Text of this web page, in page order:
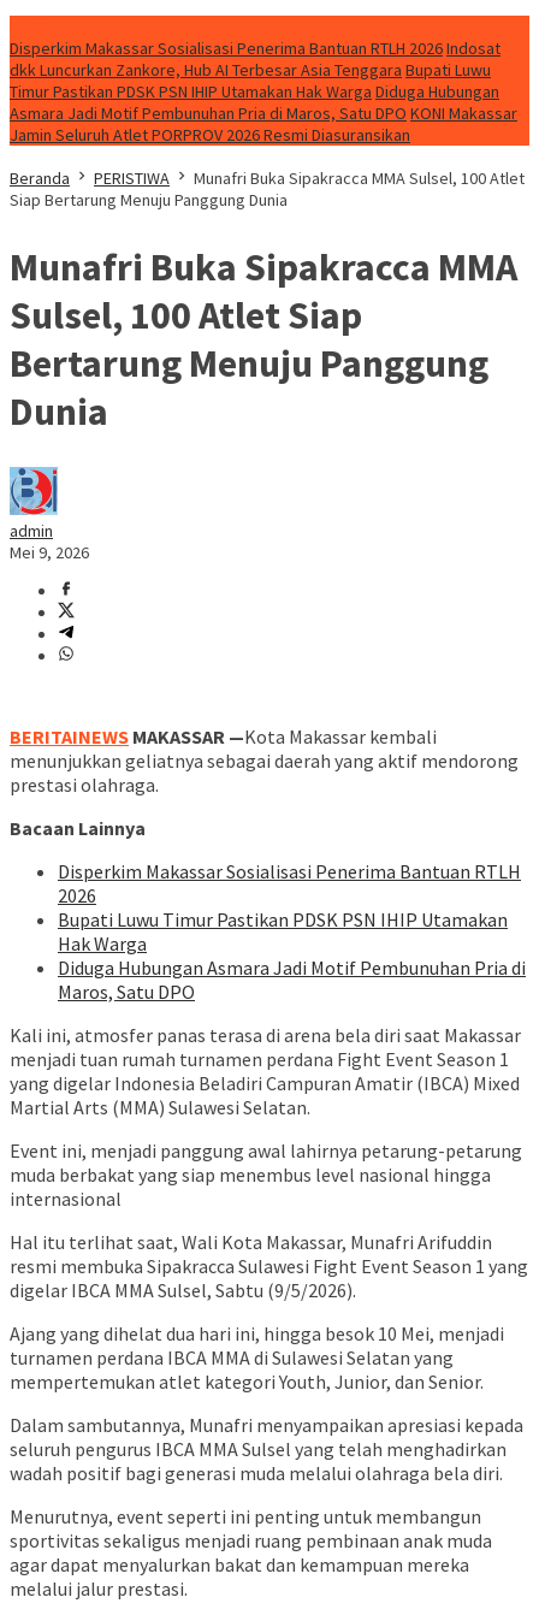
Disperkim Makassar Sosialisasi Penerima Bantuan RTLH 2026Indosat
dkk Luncurkan Zankore, Hub AI Terbesar Asia Tenggara Bupati Luwu
Timur Pastikan PDSK PSN IHIP Utamakan Hak Warga Diduga Hubungan
Asmara Jadi Motif Pembunuhan Pria di Maros, Satu DPO KONI Makassar
Jamin Seluruh Atlet PORPROV 2026 Resmi Diasuransikan
Beranda
PERISTIWA
Munafri Buka Sipakracca MMA Sulsel, 100 Atlet
Siap Bertarung Menuju Panggung Dunia
Munafri Buka Sipakracca MMA
Sulsel, 100 Atlet Siap
Bertarung Menuju Panggung
Dunia
admin
Mei 9, 2026
BERITAINEWS MAKASSAR —Kota Makassar kembali
menunjukkan geliatnya sebagai daerah yang aktif mendorong
prestasi olahraga.
Bacaan Lainnya
Disperkim Makassar Sosialisasi Penerima Bantuan RTLH
2026
Bupati Luwu Timur Pastikan PDSK PSN IHIP Utamakan
Hak Warga
Diduga Hubungan Asmara Jadi Motif Pembunuhan Pria di
Maros, Satu DPO
Kali ini, atmosfer panas terasa di arena bela diri saat Makassar
menjadi tuan rumah turnamen perdana Fight Event Season 1
yang digelar Indonesia Beladiri Campuran Amatir (IBCA) Mixed
Martial Arts (MMA) Sulawesi Selatan.
Event ini, menjadi panggung awal lahirnya petarung-petarung
muda berbakat yang siap menembus level nasional hingga
internasional
Hal itu terlihat saat, Wali Kota Makassar, Munafri Arifuddin
resmi membuka Sipakracca Sulawesi Fight Event Season 1 yang
digelar IBCA MMA Sulsel, Sabtu (9/5/2026).
Ajang yang dihelat dua hari ini, hingga besok 10 Mei, menjadi
turnamen perdana IBCA MMA di Sulawesi Selatan yang
mempertemukan atlet kategori Youth, Junior, dan Senior.
Dalam sambutannya, Munafri menyampaikan apresiasi kepada
seluruh pengurus IBCA MMA Sulsel yang telah menghadirkan
wadah positif bagi generasi muda melalui olahraga bela diri.
Menurutnya, event seperti ini penting untuk membangun
sportivitas sekaligus menjadi ruang pembinaan anak muda
agar dapat menyalurkan bakat dan kemampuan mereka
melalui jalur prestasi.